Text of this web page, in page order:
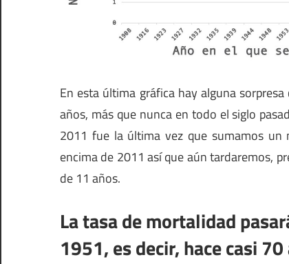
En esta última gráfica hay alguna
años, más que nunca en todo el siglo
2011 fue la última vez que sumamos
encima de 2011 así que aún tardaremos,
de 11 años.
La tasa de mortalidad
1951, es decir, hace casi